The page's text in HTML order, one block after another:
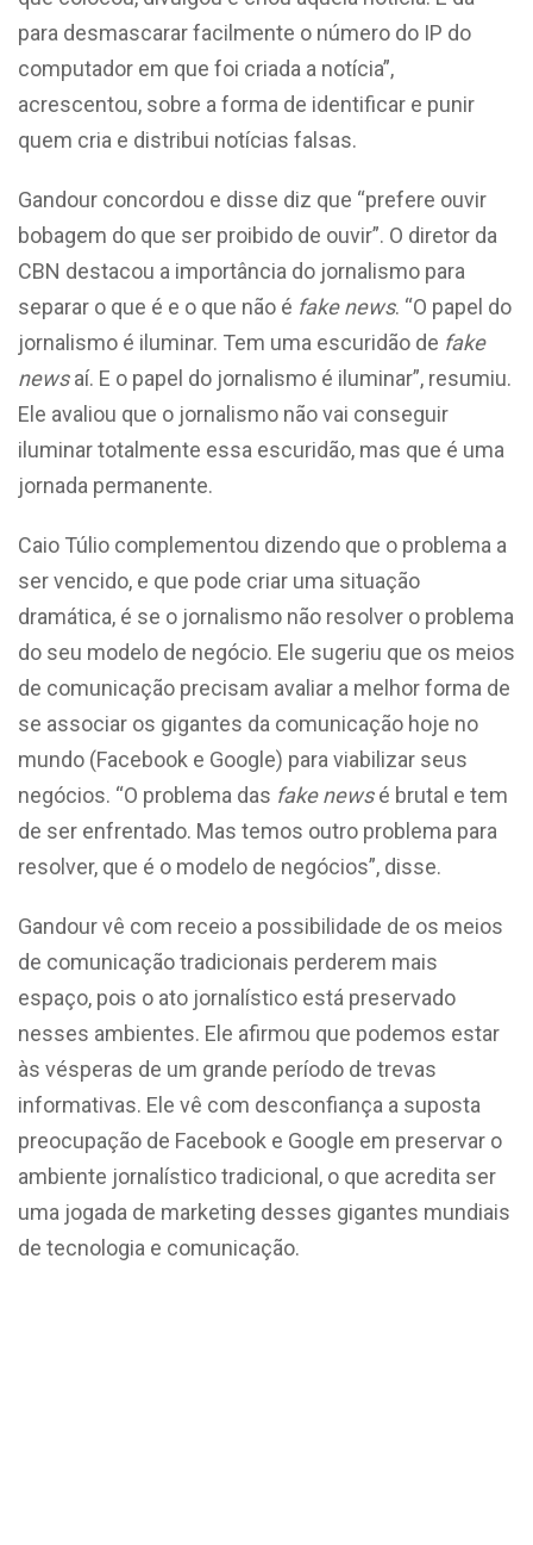
para desmascarar facilmente o número do IP do
computador em que foi criada a notícia”,
acrescentou, sobre a forma de identificar e punir
quem cria e distribui notícias falsas.
Gandour concordou e disse diz que “prefere ouvir
bobagem do que ser proibido de ouvir”. O diretor da
CBN destacou a importância do jornalismo para
separar o que é e o que não é fake news. “O papel do
jornalismo é iluminar. Tem uma escuridão de fake
newsaí. E o papel do jornalismo é iluminar”, resumiu.
Ele avaliou que o jornalismo não vai conseguir
iluminar totalmente essa escuridão, mas que é uma
jornada permanente.
Caio Túlio complementou dizendo que o problema a
ser vencido, e que pode criar uma situação
dramática, é se o jornalismo não resolver o problema
do seu modelo de negócio. Ele sugeriu que os meios
de comunicação precisam avaliar a melhor forma de
se associar os gigantes da comunicação hoje no
mundo (Facebook e Google) para viabilizar seus
negócios. “O problema das fake newsé brutal e tem
de ser enfrentado. Mas temos outro problema para
resolver, que é o modelo de negócios”, disse.
Gandour vê com receio a possibilidade de os meios
de comunicação tradicionais perderem mais
espaço, pois o ato jornalístico está preservado
nesses ambientes. Ele afirmou que podemos estar
às vésperas de um grande período de trevas
informativas. Ele vê com desconfiança a suposta
preocupação de Facebook e Google em preservar o
ambiente jornalístico tradicional, o que acredita ser
uma jogada de marketing desses gigantes mundiais
de tecnologia e comunicação.